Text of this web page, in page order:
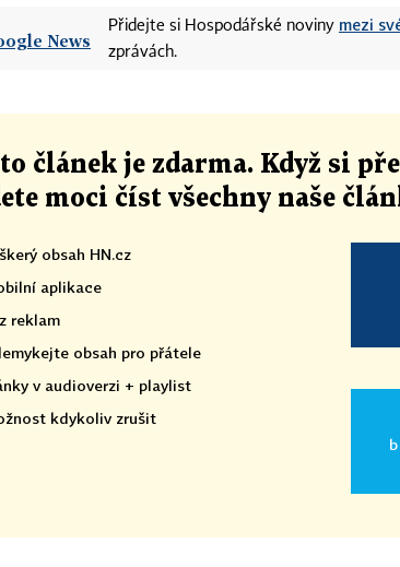
Přidejte si Hospodářské noviny mezi
zprávách.
článek je zdarma. Když si
moci číst všechny naše
obsah HN.cz
aplikace
reklam
obsah pro přátele
v audioverzi + playlist
kdykoliv zrušit